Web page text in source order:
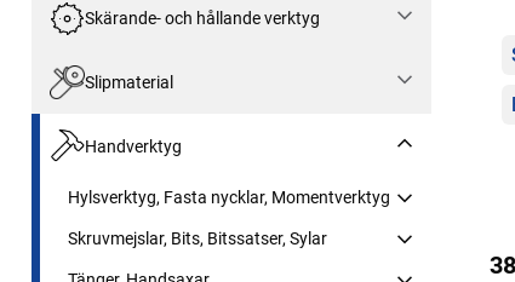
Skärande- och hållande verktyg
Slipmaterial
Handverktyg
Hylsverktyg, Fasta nycklar, Momentverktyg
Skruvmejslar, Bits, Bitssatser, Sylar